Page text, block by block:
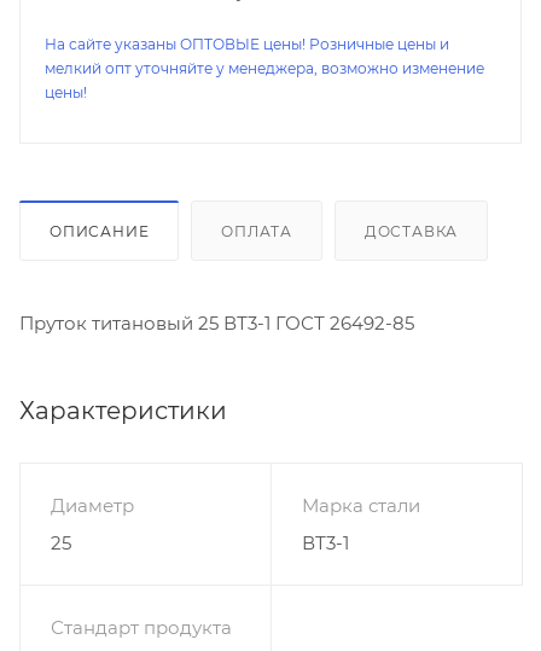
На сайте указаны ОПТОВЫЕ цены! Розничные цены и
мелкий опт уточняйте у менеджера, возможно изменение
цены!
ОПИСАНИЕ ОПЛАТА ДОСТАВКА
Пруток титановый 25 ВТ3-1 ГОСТ 26492-85
Характеристики
Диаметр
25
Марка стали
ВТ3-1
Стандарт продукта